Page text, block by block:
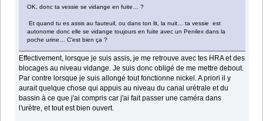
OK, donc ta vessie se vidange en fuite… ?
Et quand tu es assis au fauteuil, ou dans ton lit, la nuit… ta vessie est
autonome donc elle se vidange toujours en fuite avec un Penilex dans la
poche urine… C'est bien ça ?
Effectivement, lorsque je suis assis, je me retrouve avec tes HRA et des
blocages au niveau vidange. Je suis donc obligé de me mettre debout.
Par contre lorsque je suis allongé tout fonctionne nickel. A priori il y
aurait quelque chose qui appuis au niveau du canal urétrale et du
bassin à ce que j'ai compris car j'ai fait passer une caméra dans
l'urètre, et tout est bien ouvert.